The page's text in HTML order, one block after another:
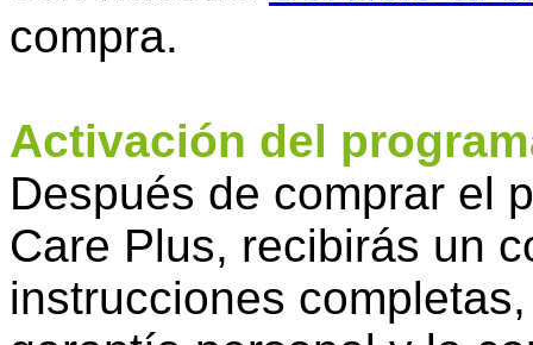
compra.
Activación del
Después de comprar el
Care Plus, recibirás un
instrucciones